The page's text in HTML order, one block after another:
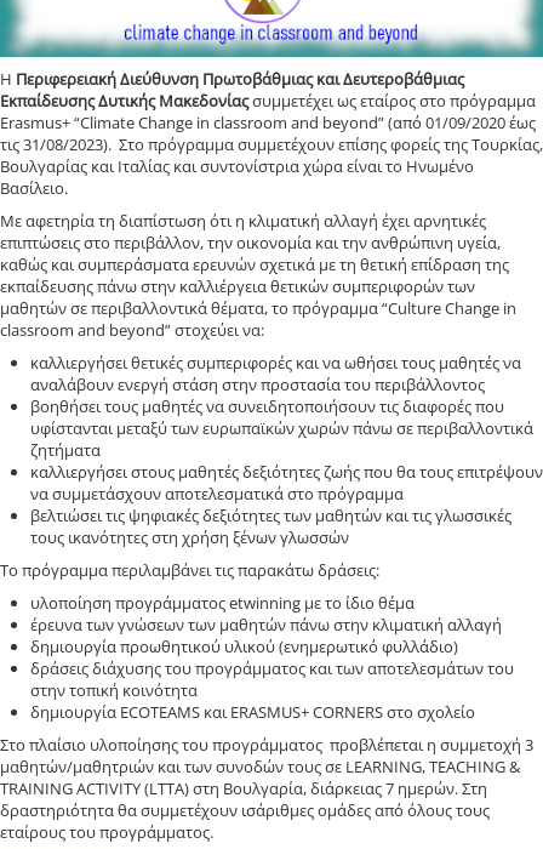
Η Περιφερειακή Διεύθυνση Πρωτοβάθμιας και Δευτεροβάθμιας
Εκπαίδευσης Δυτικής Μακεδονίαςσυμμετέχει ως εταίρος στο πρόγραμμα
Erasmus+ “Climate Change in classroom and beyond” (από 01/09/2020 έως
τις 31/08/2023). Στο πρόγραμμα συμμετέχουν επίσης φορείς της Τουρκίας,
Βουλγαρίας και Ιταλίας και συντονίστρια χώρα είναι το Ηνωμένο
Βασίλειο.
Με αφετηρία τη διαπίστωση ότι η κλιματική αλλαγή έχει αρνητικές
επιπτώσεις στο περιβάλλον, την οικονομία και την ανθρώπινη υγεία,
καθώς και συμπεράσματα ερευνών σχετικά με τη θετική επίδραση της
εκπαίδευσης πάνω στην καλλιέργεια θετικών συμπεριφορών των
μαθητών σε περιβαλλοντικά θέματα, το πρόγραμμα “Culture Change in
classroom and beyond” στοχεύει να:
καλλιεργήσει θετικές συμπεριφορές και να ωθήσει τους μαθητές να
αναλάβουν ενεργή στάση στην προστασία του περιβάλλοντος
βοηθήσει τους μαθητές να συνειδητοποιήσουν τις διαφορές που
υφίστανται μεταξύ των ευρωπαϊκών χωρών πάνω σε περιβαλλοντικά
ζητήματα
καλλιεργήσει στους μαθητές δεξιότητες ζωής που θα τους επιτρέψουν
να συμμετάσχουν αποτελεσματικά στο πρόγραμμα
βελτιώσει τις ψηφιακές δεξιότητες των μαθητών και τις γλωσσικές
τους ικανότητες στη χρήση ξένων γλωσσών
Το πρόγραμμα περιλαμβάνει τις παρακάτω δράσεις:
υλοποίηση προγράμματος etwinning με το ίδιο θέμα
έρευνα των γνώσεων των μαθητών πάνω στην κλιματική αλλαγή
δημιουργία προωθητικού υλικού (ενημερωτικό φυλλάδιο)
δράσεις διάχυσης του προγράμματος και των αποτελεσμάτων του
στην τοπική κοινότητα
δημιουργία ECOTEAMS και ERASMUS+ CORNERS στο σχολείο
Στο πλαίσιο υλοποίησης του προγράμματος προβλέπεται η συμμετοχή 3
μαθητών/μαθητριών και των συνοδών τους σε LEARNING, TEACHING &
TRAINING ACTIVITY (LTTA) στη Βουλγαρία, διάρκειας 7 ημερών. Στη
δραστηριότητα θα συμμετέχουν ισάριθμες ομάδες από όλους τους
εταίρους του προγράμματος.